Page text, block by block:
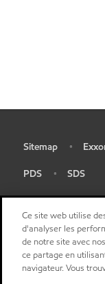
Sitemap •
PDS • SDS
Ce site web utilise
d'analyser les
de notre site avec
ce partage en
navigateur. Vous